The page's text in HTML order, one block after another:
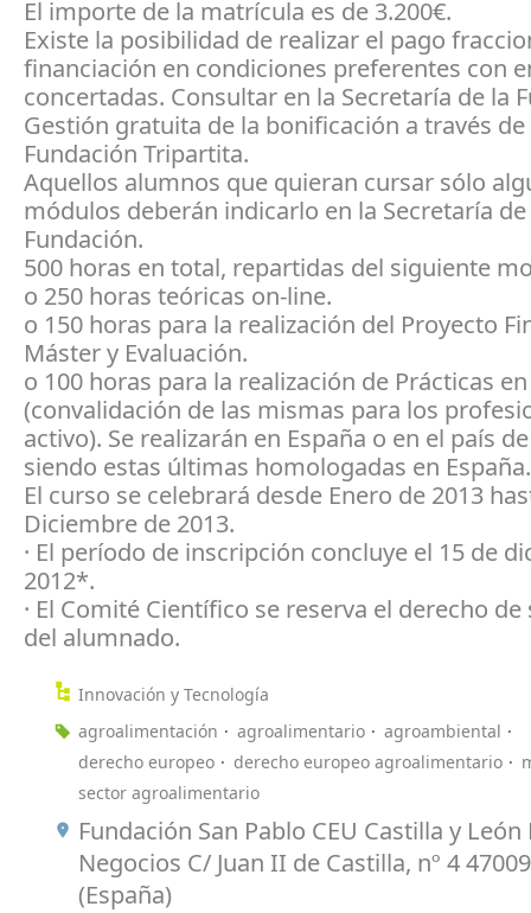
El importe de la matrícula es de 3.200€.
Existe la posibilidad de realizar el pago
financiación en condiciones preferentes con
concertadas. Consultar en la Secretaría de la
Gestión gratuita de la bonificación a través de
Fundación Tripartita.
Aquellos alumnos que quieran cursar sólo
módulos deberán indicarlo en la Secretaría
Fundación.
500 horas en total, repartidas del siguiente
o 250 horas teóricas on-line.
o 150 horas para la realización del Proyecto
Máster y Evaluación.
o 100 horas para la realización de Prácticas
(convalidación de las mismas para los
activo). Se realizarán en España o en el país
siendo estas últimas homologadas en España.
El curso se celebrará desde Enero de 2013
Diciembre de 2013.
· El período de inscripción concluye el 15 de
2012*.
· El Comité Científico se reserva el derecho de
del alumnado.
Innovación y Tecnología
agroalimentación
agroalimentario
agroambiental
derecho europeo
derecho europeo agroalimentario
sector agroalimentario
Fundación San Pablo CEU Castilla y León
Negocios C/ Juan II de Castilla, nº 4
(España)